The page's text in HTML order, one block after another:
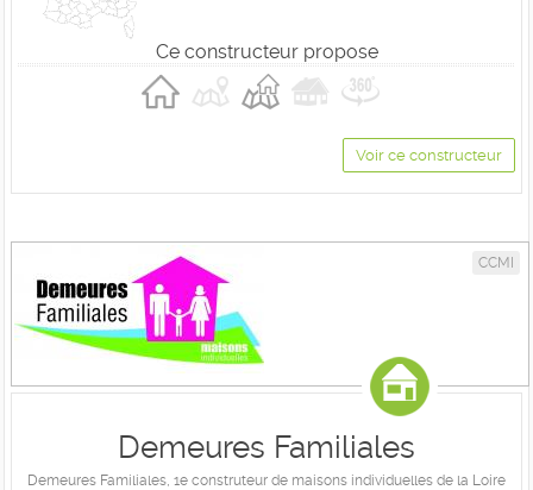
Ce constructeur propose
Voir ce constructeur
CCMI
Demeures Familiales
Demeures Familiales, 1e construteur de maisons individuelles de la Loire